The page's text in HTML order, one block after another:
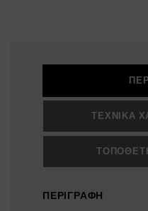
ΤΕΧΝΙΚΆ
ΠΕΡΙΓΡΑΦΉ